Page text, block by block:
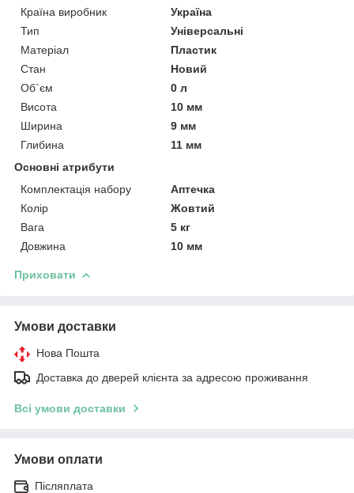
Країна виробник
Україна
Тип
Універсальні
Матеріал
Пластик
Стан
Новий
Об`єм
0 л
Висота
10 мм
Ширина
9 мм
Глибина
11 мм
Основні атрибути
Комплектація набору
Аптечка
Колір
Жовтий
Вага
5 кг
Довжина
10 мм
Приховати
Умови доставки
Нова Пошта
Доставка до дверей клієнта за адресою проживання
Всі умови доставки
Умови оплати
Післяплата